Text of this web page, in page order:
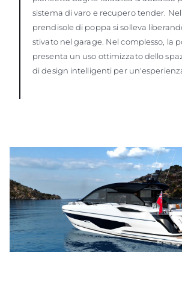
sistema di varo e recupero tender.
prendisole di poppa si solleva
stivato nel garage. Nel complesso, la
presenta un uso ottimizzato dello
di design intelligenti per